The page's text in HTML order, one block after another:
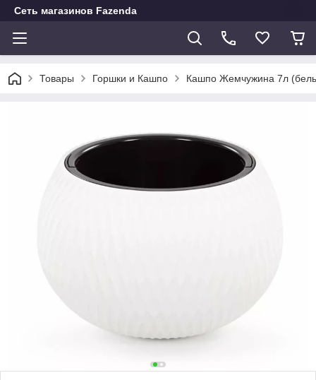
Сеть магазинов Fazenda
Товары Горшки и Кашпо Кашпо Жемчужина 7л